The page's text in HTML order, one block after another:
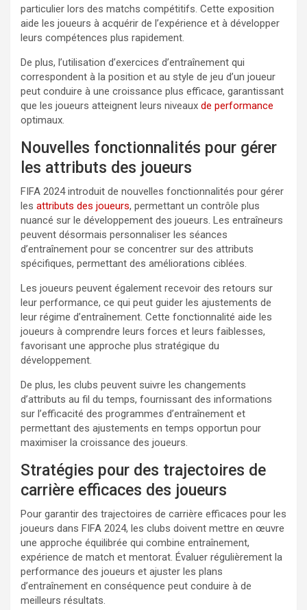
particulier lors des matchs compétitifs. Cette exposition
aide les joueurs à acquérir de l’expérience et à développer
leurs compétences plus rapidement.
De plus, l’utilisation d’exercices d’entraînement qui
correspondent à la position et au style de jeu d’un joueur
peut conduire à une croissance plus efficace, garantissant
que les joueurs atteignent leurs niveaux de performance
optimaux.
Nouvelles fonctionnalités pour gérer
les attributs des joueurs
FIFA 2024 introduit de nouvelles fonctionnalités pour gérer
les attributs des joueurs, permettant un contrôle plus
nuancé sur le développement des joueurs. Les entraîneurs
peuvent désormais personnaliser les séances
d’entraînement pour se concentrer sur des attributs
spécifiques, permettant des améliorations ciblées.
Les joueurs peuvent également recevoir des retours sur
leur performance, ce qui peut guider les ajustements de
leur régime d’entraînement. Cette fonctionnalité aide les
joueurs à comprendre leurs forces et leurs faiblesses,
favorisant une approche plus stratégique du
développement.
De plus, les clubs peuvent suivre les changements
d’attributs au fil du temps, fournissant des informations
sur l’efficacité des programmes d’entraînement et
permettant des ajustements en temps opportun pour
maximiser la croissance des joueurs.
Stratégies pour des trajectoires de
carrière efficaces des joueurs
Pour garantir des trajectoires de carrière efficaces pour les
joueurs dans FIFA 2024, les clubs doivent mettre en œuvre
une approche équilibrée qui combine entraînement,
expérience de match et mentorat. Évaluer régulièrement la
performance des joueurs et ajuster les plans
d’entraînement en conséquence peut conduire à de
meilleurs résultats.